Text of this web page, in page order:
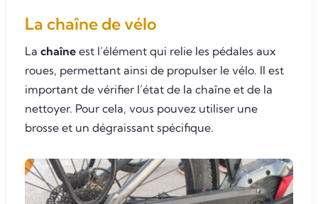
La chaîne de vélo
La chaîne est l’élément qui relie les pédales aux
roues, permettant ainsi de propulser le vélo. Il est
important de vérifier l’état de la chaîne et de la
nettoyer. Pour cela, vous pouvez utiliser une
brosse et un dégraissant spécifique.